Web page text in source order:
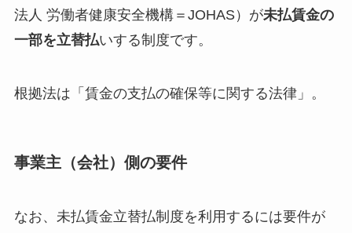
法人 労働者健康安全機構＝JOHAS）が未払賃金の
一部を立替払いする制度です。
根拠法は「賃金の支払の確保等に関する法律」。
事業主（会社）側の要件
なお、未払賃金立替払制度を利用するには要件が